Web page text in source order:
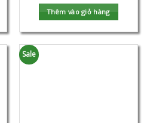
Thêm vào giỏ hàng
Sale